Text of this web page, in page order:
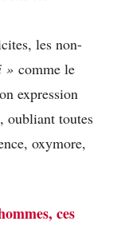
les non-
» comme le
expression
oubliant toutes
oxymore,
ces